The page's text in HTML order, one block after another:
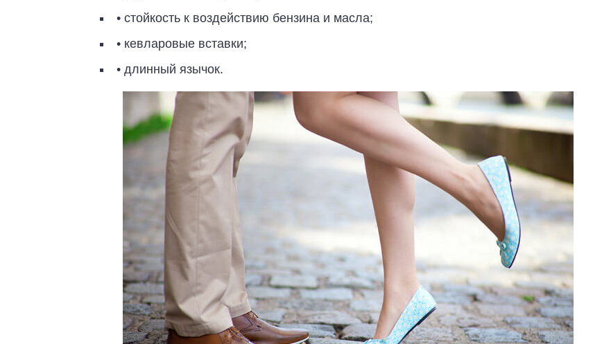
• стойкость к воздействию бензина и масла;
• кевларовые вставки;
• длинный язычок.